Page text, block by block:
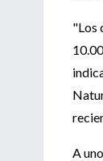
"Los
A